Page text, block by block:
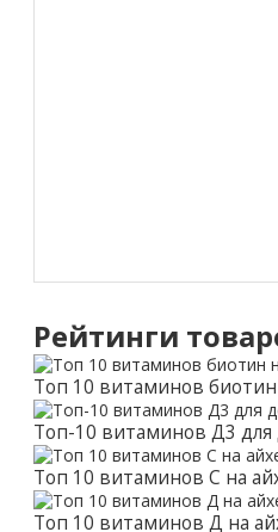
Рейтинги
Топ 10 витаминов
Топ-10 витаминов Д3 для
Топ 10 витаминов С на
Топ 10 витаминов Д на